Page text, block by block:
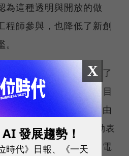
為這種透明與開放的做
程師參與，也降低了新創
小晶片生態，公司成立了
（OCA）聯盟，目
小晶面或系統都能夠自由
個企業夥伴加入。凱勒表
是一個人人都能參與的電
X
發展趨勢！
時代》日報、《一天